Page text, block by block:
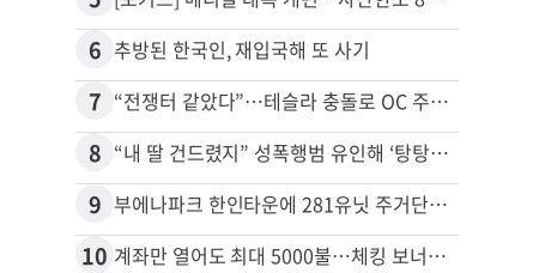
6 추방된 한국인, 재입국해 또 사기
7 “전쟁터 같았다”…테슬라 충돌로 OC 주택 4채 파손
8 “내 딸 건드렸지” 성폭행범 유인해 ‘탕탕’…아빠의 복수 결말
9 부에나파크 한인타운에 281유닛 주거단지 들어선다
10 계좌만 열어도 최대 5000불…체킹 보너스 무한 경쟁